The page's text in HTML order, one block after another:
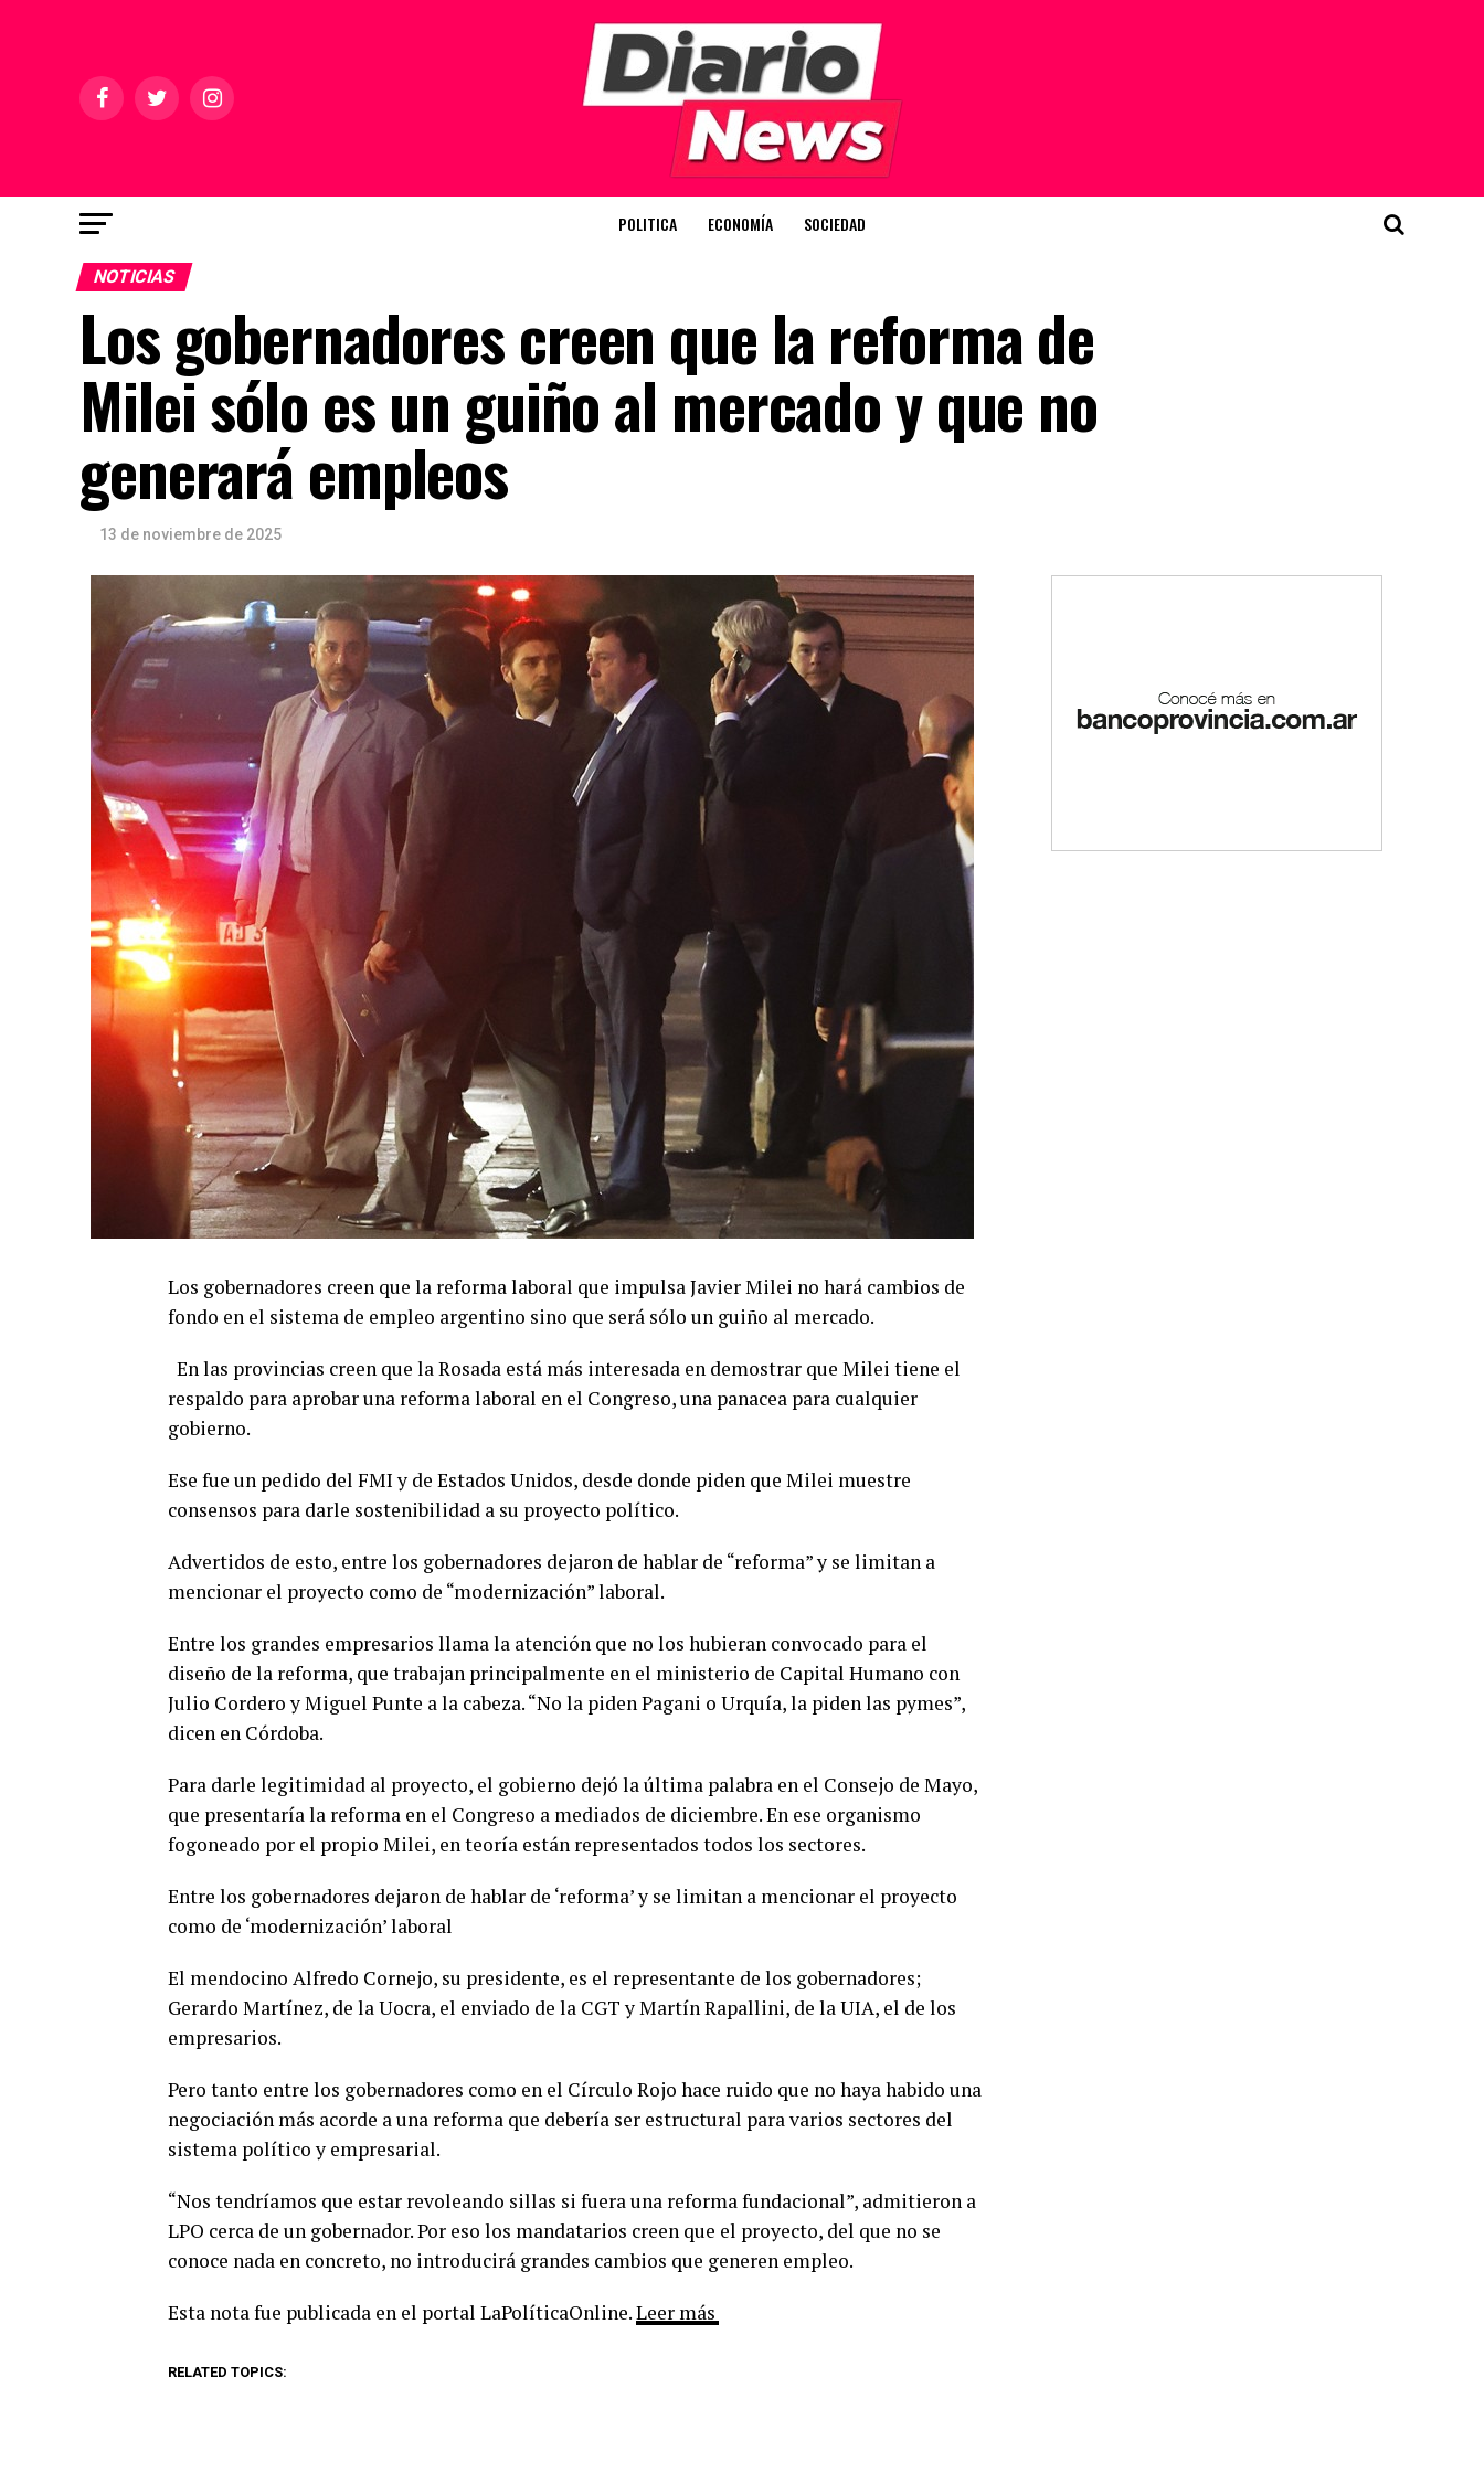
POLITICA ECONOMÍA SOCIEDAD
NOTICIAS
Los gobernadores creen que la reforma de
Milei sólo es un guiño al mercado y que no
generará empleos
13 de noviembre de 2025
Los gobernadores creen que la reforma laboral que impulsa Javier Milei no hará cambios de
fondo en el sistema de empleo argentino sino que será sólo un guiño al mercado.
En las provincias creen que la Rosada está más interesada en demostrar que Milei tiene el
respaldo para aprobar una reforma laboral en el Congreso, una panacea para cualquier
gobierno.
Ese fue un pedido del FMI y de Estados Unidos, desde donde piden que Milei muestre
consensos para darle sostenibilidad a su proyecto político.
Advertidos de esto, entre los gobernadores dejaron de hablar de “reforma” y se limitan a
mencionar el proyecto como de “modernización” laboral.
Entre los grandes empresarios llama la atención que no los hubieran convocado para el
diseño de la reforma, que trabajan principalmente en el ministerio de Capital Humano con
Julio Cordero y Miguel Punte a la cabeza. “No la piden Pagani o Urquía, la piden las pymes”,
dicen en Córdoba.
Para darle legitimidad al proyecto, el gobierno dejó la última palabra en el Consejo de Mayo,
que presentaría la reforma en el Congreso a mediados de diciembre. En ese organismo
fogoneado por el propio Milei, en teoría están representados todos los sectores.
Entre los gobernadores dejaron de hablar de ‘reforma’ y se limitan a mencionar el proyecto
como de ‘modernización’ laboral
El mendocino Alfredo Cornejo, su presidente, es el representante de los gobernadores;
Gerardo Martínez, de la Uocra, el enviado de la CGT y Martín Rapallini, de la UIA, el de los
empresarios.
Pero tanto entre los gobernadores como en el Círculo Rojo hace ruido que no haya habido una
negociación más acorde a una reforma que debería ser estructural para varios sectores del
sistema político y empresarial.
“Nos tendríamos que estar revoleando sillas si fuera una reforma fundacional”, admitieron a
LPO cerca de un gobernador. Por eso los mandatarios creen que el proyecto, del que no se
conoce nada en concreto, no introducirá grandes cambios que generen empleo.
Esta nota fue publicada en el portal LaPolíticaOnline.Leer más
RELATED TOPICS: